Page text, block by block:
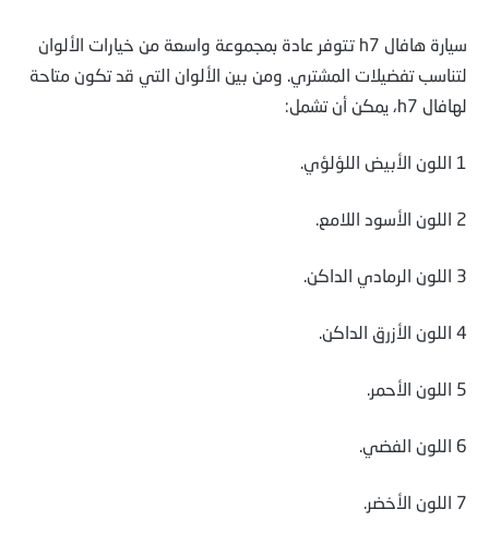
سيارة هافال h7 تتوفر عادة بمجموعة واسعة من خيارات الألوان
لتناسب تفضيلات المشتري. ومن بين الألوان التي قد تكون متاحة
لهافال h7، يمكن أن تشمل:
1 اللون الأبيض اللؤلؤي.
2 اللون الأسود اللامع.
3 اللون الرمادي الداكن.
4 اللون الأزرق الداكن.
5 اللون الأحمر.
6 اللون الفضي.
7 اللون الأخضر.